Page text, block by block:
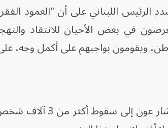
الرئيس اللبناني على أن "العمود
في بعض الأحيان للانتقاد
ويقومون بواجبهم على أكمل وجه،
وأشار عون إلى